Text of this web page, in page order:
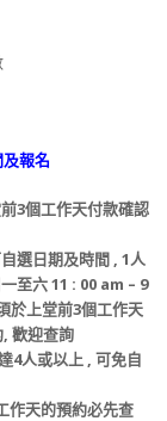
報名
3個工作天付款確認
選日期及時間, 1人
至六 11 : 00 am – 9
於上堂前3個工作天
, 歡迎查詢
4人或以上, 可免自
作天的預約必先查